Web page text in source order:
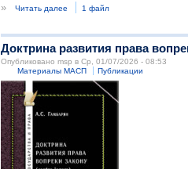
»
Читать далее 1 файл
Доктрина развития права
Опубликовано msp в Ср, 01/07/2026 - 08:53
Материалы МАСП
Публикации